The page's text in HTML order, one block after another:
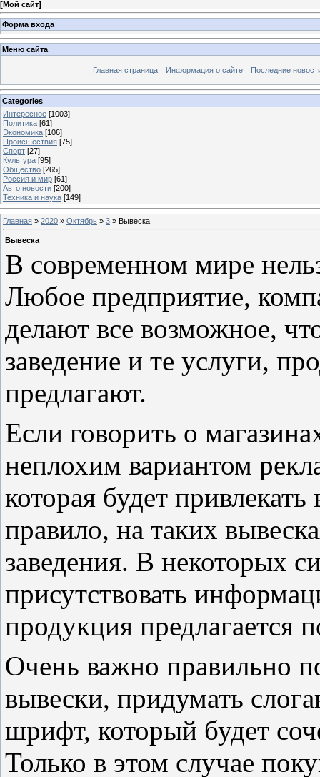
[Мой сайт]
Форма входа
Меню сайта
Главная страница Информация о сайте Последние
Categories
Интересное [1003]
Политика [61]
Экономика [106]
Происшествия [75]
Спорт [27]
Культура [95]
Общество [265]
Россия и мир [61]
Авто новости [200]
Техника и наука [149]
Главная » 2020 » Октябрь » 3 » Вывеска
Вывеска
В современном мире
Любое предприятие,
делают все возможное,
заведение и те услуги,
предлагают.
Если говорить о
неплохим вариантом
которая будет
правило, на таких
заведения. В некоторых
присутствовать
продукция предлагается
Очень важно правильно
вывески, придумать
шрифт, который будет
Только в этом случае